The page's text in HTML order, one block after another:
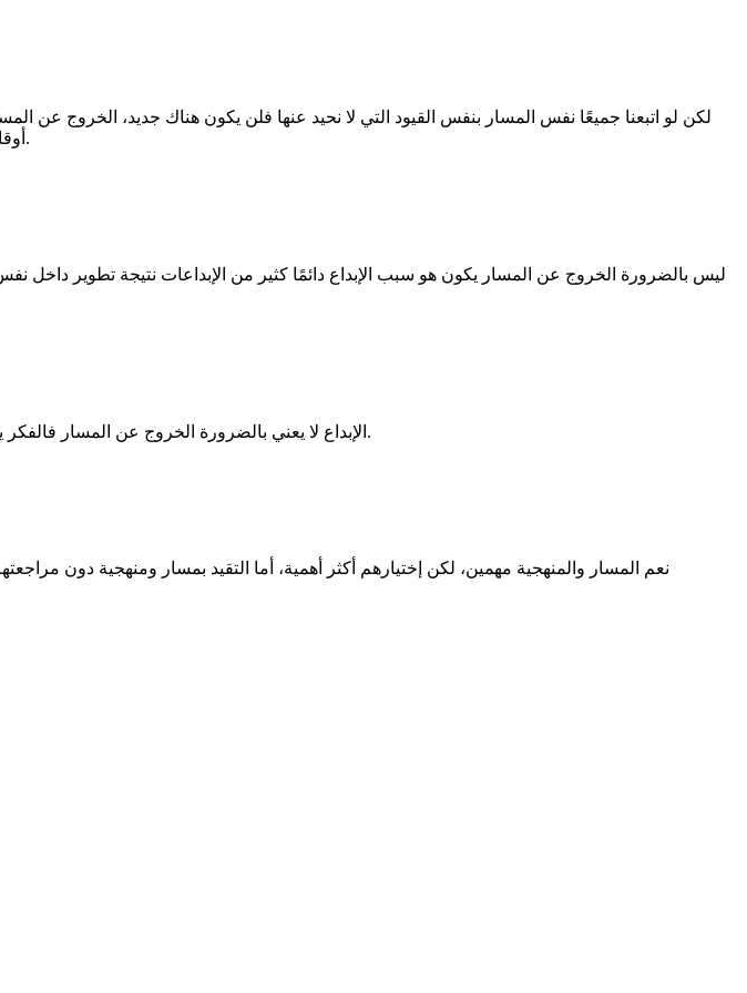
لكن لو اتبعنا جميعًا نفس المسار بنفس القيود التي لا نحيد عنها فلن يكون هناك جديد، الخروج عن
أوقات كثيرة، فمثلًا لو لم يخرج الإنسان عن المسار لما رأينا الكثير من الإبداعات والاختراعات الموجودة اليوم.
ليس بالضرورة الخروج عن المسار يكون هو سبب الإبداع دائمًا كثير من الإبداعات نتيجة تطوير داخل
الإبداع لا يعني بالضرورة الخروج عن المسار فالفكر يتمرد عن المسار اما للتغيير او التاصيل وكلاهما وعي مدرك لذات ويبقى القرار بمدى ارتباطنا بقيد مسارنا.
نعم المسار والمنهجية مهمين، لكن إختيارهم أكثر أهمية، أما التقيد بمسار ومنهجية دون